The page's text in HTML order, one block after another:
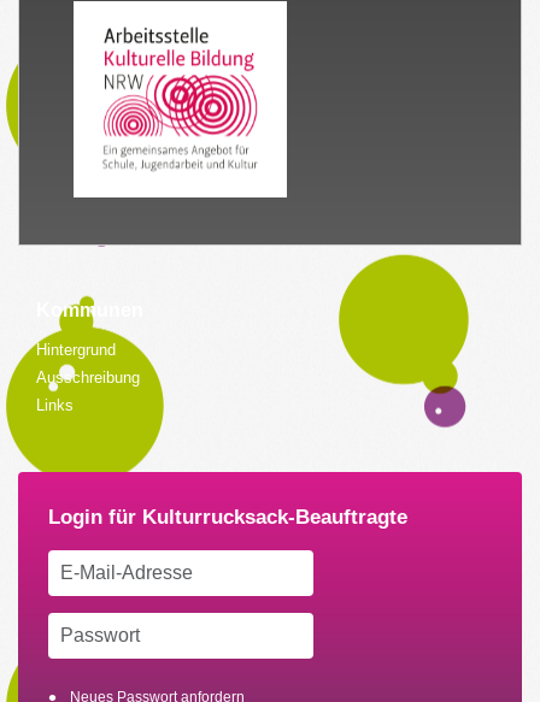
Kommunen
Hintergrund
Ausschreibung
Links
Neues Passwort anfordern